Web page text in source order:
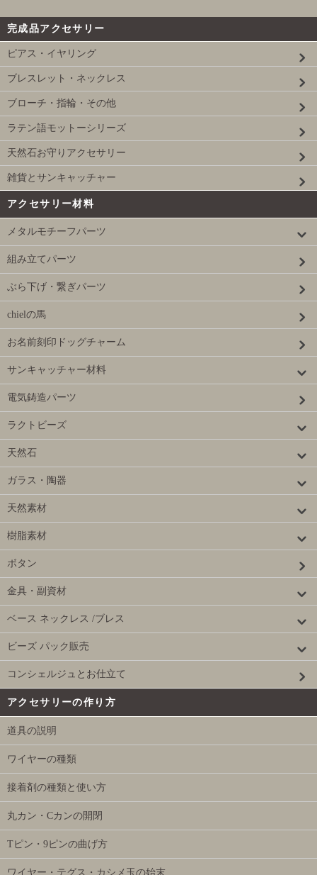
完成品アクセサリー
ピアス・イヤリング
ブレスレット・ネックレス
ブローチ・指輪・その他
ラテン語モットーシリーズ
天然石お守りアクセサリー
雑貨とサンキャッチャー
アクセサリー材料
メタルモチーフパーツ
組み立てパーツ
ぶら下げ・繋ぎパーツ
chielの馬
お名前刻印ドッグチャーム
サンキャッチャー材料
電気鋳造パーツ
ラクトビーズ
天然石
ガラス・陶器
天然素材
樹脂素材
ボタン
金具・副資材
ベース ネックレス /ブレス
ビーズ パック販売
コンシェルジュとお仕立て
アクセサリーの作り方
道具の説明
ワイヤーの種類
接着剤の種類と使い方
丸カン・Cカンの開閉
Tピン・9ピンの曲げ方
ワイヤー・テグス・カシメ玉の始末